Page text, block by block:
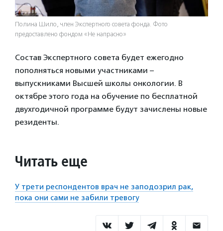
Полина Шило, член Экспертного совета фонда. Фото
предоставлено фондом «Не напрасно»
Состав Экспертного совета будет ежегодно
пополняться новыми участниками –
выпускниками Высшей школы онкологии. В
октябре этого года на обучение по бесплатной
двухгодичной программе будут зачислены новые
резиденты.
Читать еще
У трети респондентов врач не заподозрил рак,
пока они сами не забили тревогу